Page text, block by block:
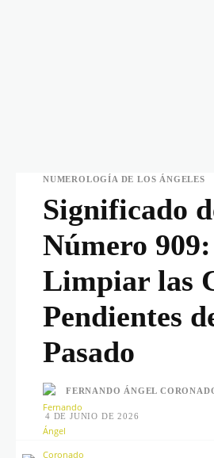
NUMEROLOGÍA DE LOS ÁNGELES
Significado
Número 909:
Limpiar las
Pendientes
Pasado
FERNANDO ÁNGEL
4 DE JUNIO DE 2026